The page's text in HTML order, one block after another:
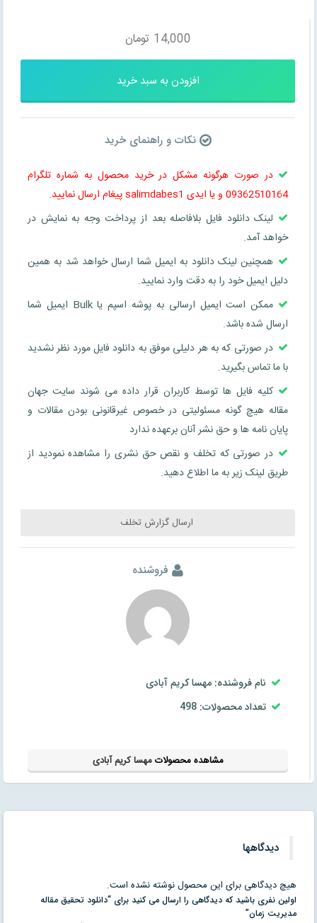
14,000 تومان
افزودن به سبد خرید
نکات و راهنمای خرید
در صورت هرگونه مشکل در خرید محصول به شماره تلگرام
09362510164 و یا ایدی salimdabes1 پیغام ارسال نمایید.
لینک دانلود فایل بلافاصله بعد از پرداخت وجه به نمایش در
خواهد آمد.
همچنین لینک دانلود به ایمیل شما ارسال خواهد شد به همین
دلیل ایمیل خود را به دقت وارد نمایید.
ممکن است ایمیل ارسالی به پوشه اسپم یا Bulk ایمیل شما
ارسال شده باشد.
در صورتی که به هر دلیلی موفق به دانلود فایل مورد نظر نشدید
با ما تماس بگیرید.
کلیه فایل ها توسط کاربران قرار داده می شوند سایت جهان
مقاله هیچ گونه مسئولیتی در خصوص غیرقانونی بودن مقالات و
پایان نامه ها و حق نشر آنان برعهده ندارد
در صورتی که تخلف و نقص حق نشری را مشاهده نمودید از
طریق لینک زیر به ما اطلاع دهید.
ارسال گزارش تخلف
فروشنده
نام فروشنده: مهسا کریم آبادی
تعداد محصولات: 498
مشاهده محصولاتمهسا کریم آبادی
دیدگاهها
هیچ دیدگاهی برای این محصول نوشته نشده است.
اولین نفری باشید که دیدگاهی را ارسال می کنید برای “دانلود تحقیق مقاله
مدیریت زمان”